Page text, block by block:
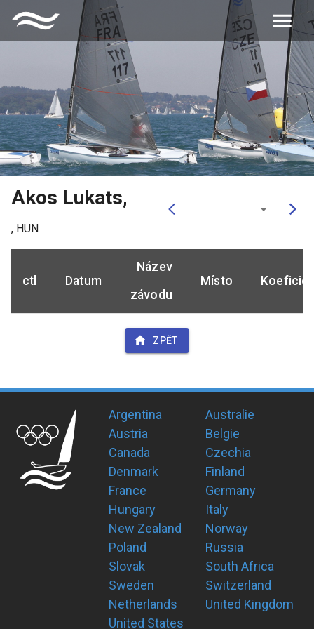
Akos Lukats,
, HUN
ctl Datum
Název
závodu
Místo
ZPĚT
Argentina
Australie
Austria
Belgie
Canada
Czechia
Denmark
Finland
France
Germany
Hungary
Italy
New Zealand
Norway
Poland
Russia
Slovak
South Africa
Sweden
Switzerland
Netherlands
United Kingdom
United States